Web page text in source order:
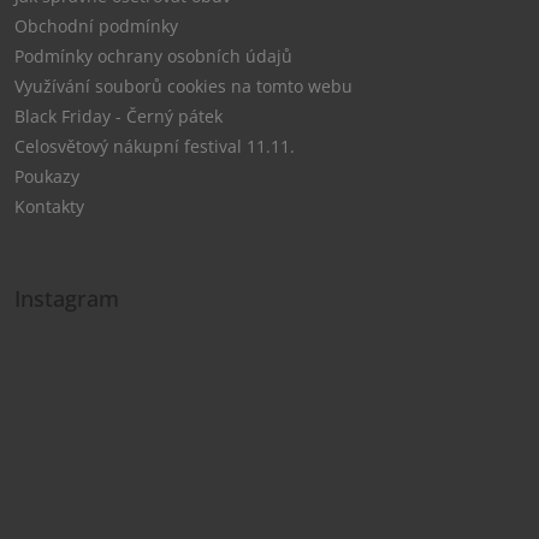
Obchodní podmínky
Podmínky ochrany osobních údajů
Využívání souborů cookies na tomto webu
Black Friday - Černý pátek
Celosvětový nákupní festival 11.11.
Poukazy
Kontakty
Instagram